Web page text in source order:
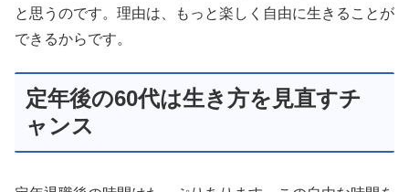
と思うのです。理由は、もっと楽しく自由に生きることが
できるからです。
定年後の60代は生き方を見直すチ
ャンス